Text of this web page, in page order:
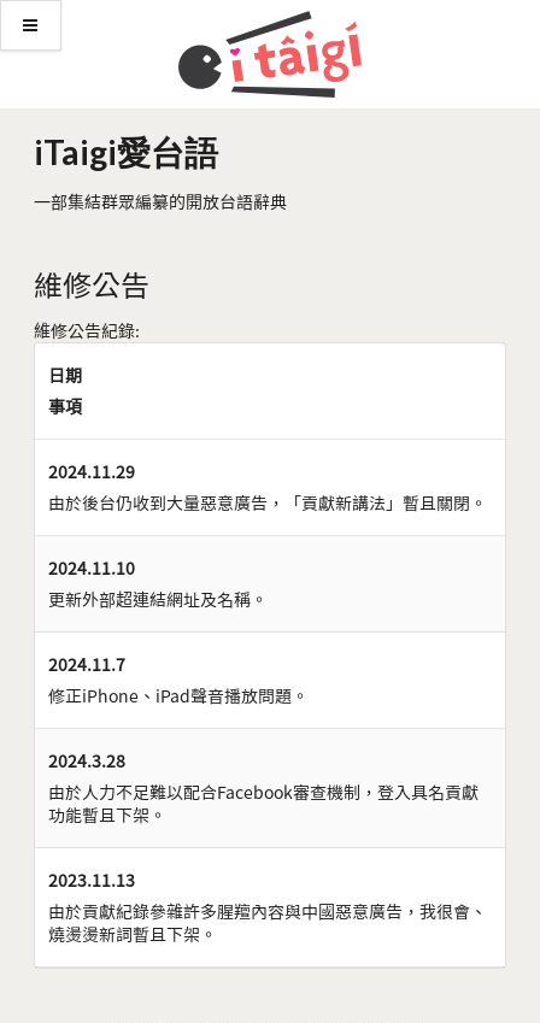
iTaigi愛台語
一部集結群眾編纂的開放台語辭典
維修公告
維修公告紀錄:
日期
事項
2024.11.29
由於後台仍收到大量惡意廣告，「貢獻新講法」暫且關閉。
2024.11.10
更新外部超連結網址及名稱。
2024.11.7
修正iPhone、iPad聲音播放問題。
2024.3.28
由於人力不足難以配合Facebook審查機制，登入具名貢獻
功能暫且下架。
2023.11.13
由於貢獻紀錄參雜許多腥羶內容與中國惡意廣告，我很會、
燒燙燙新詞暫且下架。